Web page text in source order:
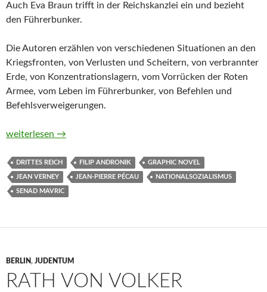
Auch Eva Braun trifft in der Reichskanzlei ein und bezieht
den Führerbunker.
Die Autoren erzählen von verschiedenen Situationen an den
Kriegsfronten, von Verlusten und Scheitern, von verbrannter
Erde, von Konzentrationslagern, vom Vorrücken der Roten
Armee, vom Leben im Führerbunker, von Befehlen und
Befehlsverweigerungen.
Die letzten 100 Tage Hitlers von Jean-Pierre Pécau, Filip
weiterlesen →
DRITTES REICH FILIP ANDRONIK GRAPHIC NOVEL
JEAN VERNEY JEAN-PIERRE PÉCAU NATIONALSOZIALISMUS
SENAD MAVRIC
BERLIN, JUDENTUM
RATH VON VOLKER